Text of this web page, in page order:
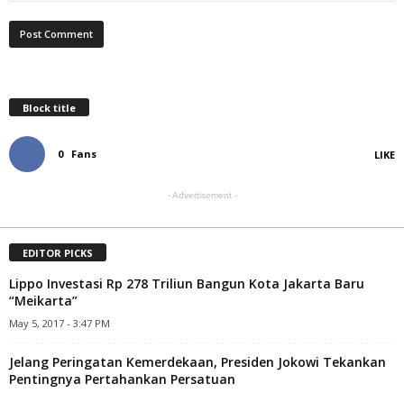
Block title
0 Fans LIKE
- Advertisement -
EDITOR PICKS
Lippo Investasi Rp 278 Triliun Bangun Kota Jakarta Baru
“Meikarta”
May 5, 2017 - 3:47 PM
Jelang Peringatan Kemerdekaan, Presiden Jokowi Tekankan
Pentingnya Pertahankan Persatuan